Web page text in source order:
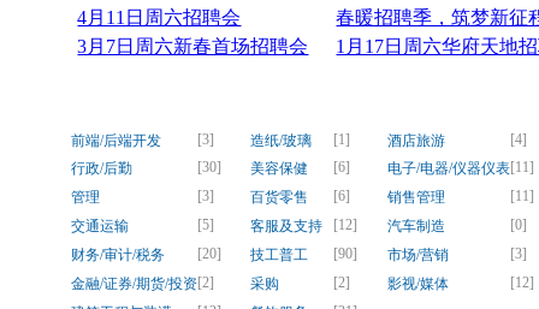
4月11日周六招聘会
春暖招聘季，筑梦新征
3月7日周六新春首场招聘会
1月17日周六华府天地
前端/后端开发 [3] 造纸/玻璃 [1] 酒店旅游
[4]
行政/后勤
[30] 美容保健 [6] 电子/电器/仪器仪表[11]
管理
[3] 百货零售 [6] 销售管理
[11]
交通运输
[5] 客服及支持 [12] 汽车制造
[0]
财务/审计/税务
[20] 技工普工 [90] 市场/营销
[3]
金融/证券/期货/投资[2] 采购 [2] 影视/媒体
[12]